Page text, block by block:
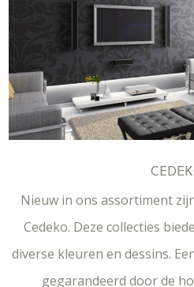
Nieuw in ons assortiment
Cedeko. Deze collecties
diverse kleuren en dessins.
gegarandeerd door de